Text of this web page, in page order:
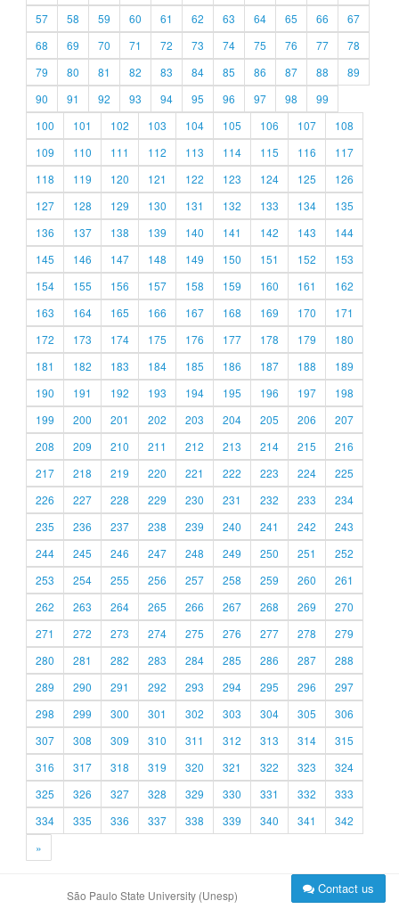
57
58 59 60 61 62 63 64 65 66
67
68
69 70 71 72 73 74 75 76 77
78
79
80 81 82 83 84 85 86 87 88
89
90
91 92 93 94 95 96 97 98
99
100
101 102 103 104 105 106 107
108
109
110 111 112 113 114 115 116
117
118
119 120 121 122 123 124 125
126
127
128 129 130 131 132 133 134
135
136
137 138 139 140 141 142 143
144
145
146 147 148 149 150 151 152
153
154
155 156 157 158 159 160 161
162
163
164 165 166 167 168 169 170
171
172
173 174 175 176 177 178 179
180
181
182 183 184 185 186 187 188
189
190
191 192 193 194 195 196 197
198
199
200 201 202 203 204 205 206
207
208
209 210 211 212 213 214 215
216
217
218 219 220 221 222 223 224
225
226
227 228 229 230 231 232 233
234
235
236 237 238 239 240 241 242
243
244
245 246 247 248 249 250 251
252
253
254 255 256 257 258 259 260
261
262
263 264 265 266 267 268 269
270
271
272 273 274 275 276 277 278
279
280
281 282 283 284 285 286 287
288
289
290 291 292 293 294 295 296
297
298
299 300 301 302 303 304 305
306
307
308 309 310 311 312 313 314
315
316
317 318 319 320 321 322 323
324
325
326 327 328 329 330 331 332
333
334
335 336 337 338 339 340 341
342
»
São Paulo State University (Unesp) Contact us